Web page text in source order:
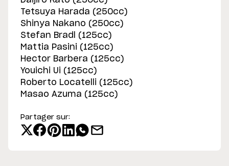
Tetsuya Harada (250cc)
Shinya Nakano (250cc)
Stefan Bradl (125cc)
Mattia Pasini (125cc)
Hector Barbera (125cc)
Youichi Ui (125cc)
Roberto Locatelli (125cc)
Masao Azuma (125cc)
Partager sur: